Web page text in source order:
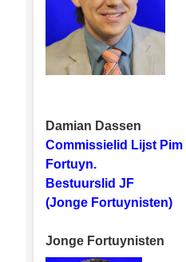
Damian Dassen
Commissielid Lijst Pim
Fortuyn.
Bestuurslid JF
(Jonge Fortuynisten)
Jonge Fortuynisten